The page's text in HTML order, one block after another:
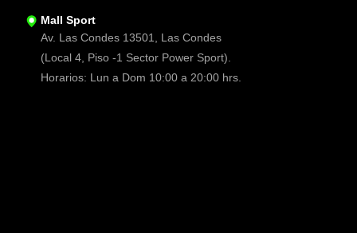
Mall Sport
Av. Las Condes 13501, Las Condes
(Local 4, Piso -1 Sector Power Sport).
Horarios: Lun a Dom 10:00 a 20:00 hrs.